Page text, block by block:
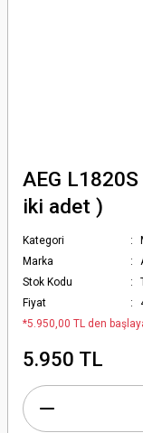
AEG
iki adet )
Kategori
Marka
Stok Kodu
Fiyat
*5.950,00 TL den
5.950 TL